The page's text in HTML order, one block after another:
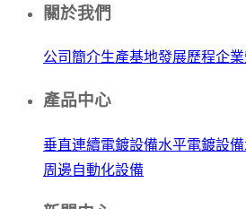
關於我們
公司簡介生產基地發展歷程企
產品中心
垂直連續電鍍設備水平電鍍設備
周邊自動化設備